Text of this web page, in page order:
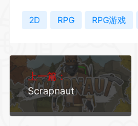
2D RPG RPG游戏
上一篇：
Scrapnaut